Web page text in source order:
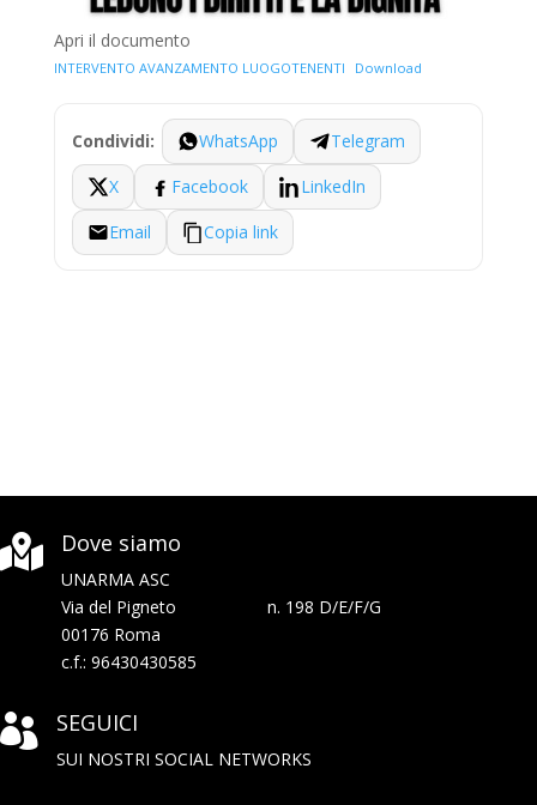
Apri il documento
INTERVENTO AVANZAMENTO LUOGOTENENTI Download
Condividi: WhatsApp
Telegram
X
Facebook
LinkedIn
Email
Copia link
 Dove siamo
UNARMA ASC
Via del Pigneto n. 198 D/E/F/G
00176 Roma
c.f.: 96430430585
 SEGUICI
SUI NOSTRI SOCIAL NETWORKS